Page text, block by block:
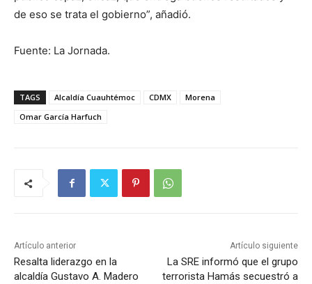
de eso se trata el gobierno”, añadió.
Fuente: La Jornada.
TAGS Alcaldía Cuauhtémoc CDMX
Morena
Omar García Harfuch
Artículo anterior
Resalta liderazgo en la
alcaldía Gustavo A. Madero
Artículo siguiente
La SRE informó que el grupo
terrorista Hamás secuestró a